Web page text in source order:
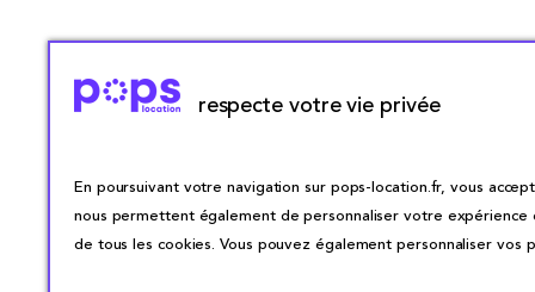
respecte votre vie privée
En poursuivant votre navigation sur pops-location.fr, vous
nous permettent également de personnaliser votre
de tous les cookies. Vous pouvez également personnaliser